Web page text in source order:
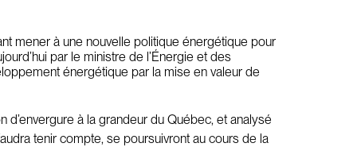
mener à une nouvelle politique énergétique pour
par le ministre de l’Énergie et des
énergétique par la mise en valeur de
d’envergure à la grandeur du Québec, et analysé
tenir compte, se poursuivront au cours de la